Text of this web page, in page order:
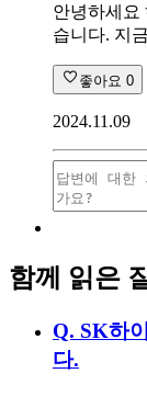
안녕하세요
습니다. 지
좋아요 0
2024.11.09
함께 읽은
Q. SK하
다.